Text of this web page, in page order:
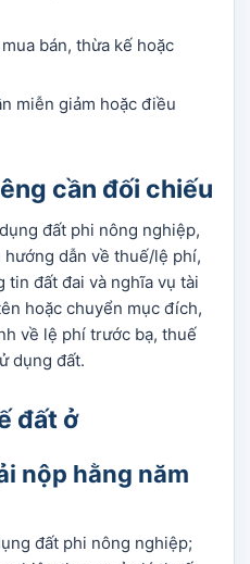
bán, thừa kế hoặc
miễn giảm hoặc điều
cần đối chiếu
đất phi nông nghiệp,
hướng dẫn về thuế/lệ phí,
tin đất đai và nghĩa vụ tài
hoặc chuyển mục đích,
về lệ phí trước bạ, thuế
dụng đất.
đất ở
nộp hằng năm
đất phi nông nghiệp;